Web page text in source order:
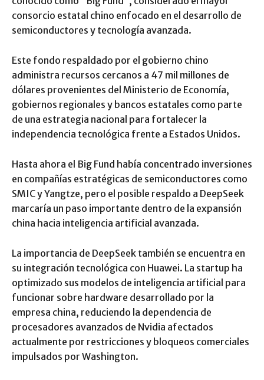
consorcio estatal chino enfocado en el desarrollo de
semiconductores y tecnología avanzada.
Este fondo respaldado por el gobierno chino
administra recursos cercanos a 47 mil millones de
dólares provenientes del Ministerio de Economía,
gobiernos regionales y bancos estatales como parte
de una estrategia nacional para fortalecer la
independencia tecnológica frente a Estados Unidos.
Hasta ahora el Big Fund había concentrado inversiones
en compañías estratégicas de semiconductores como
SMIC y Yangtze, pero el posible respaldo a DeepSeek
marcaría un paso importante dentro de la expansión
china hacia inteligencia artificial avanzada.
La importancia de DeepSeek también se encuentra en
su integración tecnológica con Huawei. La startup ha
optimizado sus modelos de inteligencia artificial para
funcionar sobre hardware desarrollado por la
empresa china, reduciendo la dependencia de
procesadores avanzados de Nvidia afectados
actualmente por restricciones y bloqueos comerciales
impulsados por Washington.